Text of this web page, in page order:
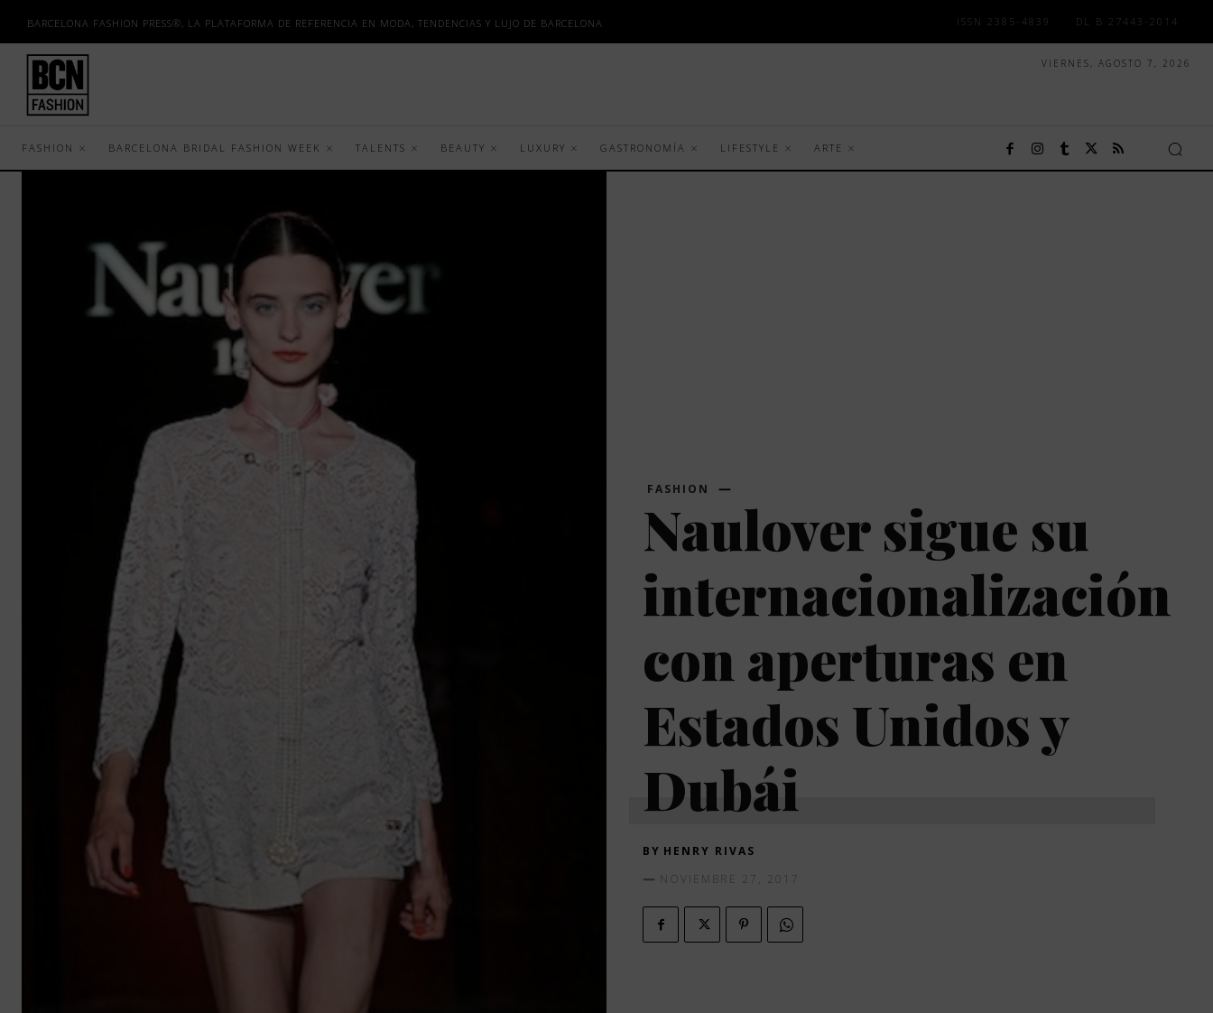
BARCELONA FASHION PRESS®, LA PLATAFORMA DE REFERENCIA EN MODA, TENDENCIAS Y LUJO DE BARCELONA ISSN 2385-4839 DL B 27443-2014
VIERNES, AGOSTO 7, 2026
FASHION BARCELONA BRIDAL FASHION WEEK TALENTS BEAUTY LUXURY GASTRONOMÍA LIFESTYLE ARTE
FASHION
Naulover sigue su
internacionalización
con aperturas en
Estados Unidos y
Dubái
BY HENRY RIVAS
NOVIEMBRE 27, 2017